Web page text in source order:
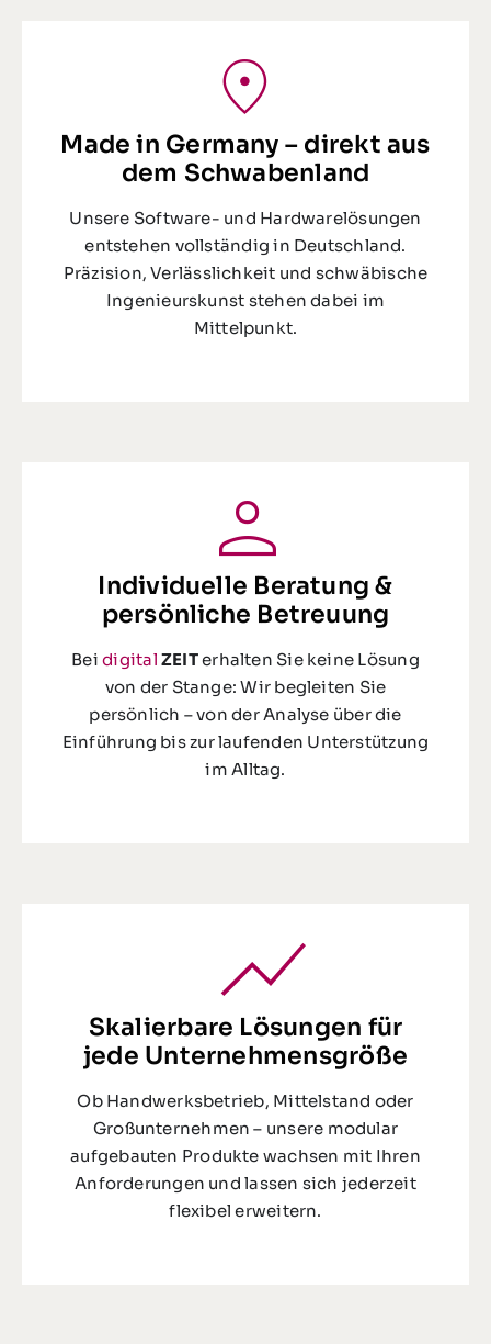
Made in Germany – direkt aus
dem Schwabenland
Unsere Software- und Hardwarelösungen
entstehen vollständig in Deutschland.
Präzision, Verlässlichkeit und schwäbische
Ingenieurskunst stehen dabei im
Mittelpunkt.
Individuelle Beratung &
persönliche Betreuung
Beidigital ZEITerhalten Sie keine Lösung
von der Stange: Wir begleiten Sie
persönlich – von der Analyse über die
Einführung bis zur laufenden Unterstützung
im Alltag.
Skalierbare Lösungen für
jede Unternehmensgröße
Ob Handwerksbetrieb, Mittelstand oder
Großunternehmen – unsere modular
aufgebauten Produkte wachsen mit Ihren
Anforderungen und lassen sich jederzeit
flexibel erweitern.